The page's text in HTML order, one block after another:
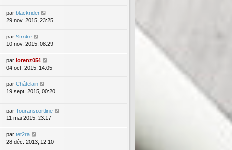
par blackrider
29 nov. 2015, 23:25
par Stroke
10 nov. 2015, 08:29
par lorenz054
04 oct. 2015, 14:05
par Châtelain
19 sept. 2015, 00:20
par Touransportline
11 mai 2015, 23:17
par tet2ra
28 déc. 2013, 12:10